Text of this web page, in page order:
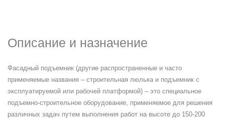
Описание и назначение
Фасадный подъемник (другие распространенные и часто
применяемые названия – строительная люлька и подъемник с
эксплуатируемой или рабочей платформой) – это специальное
подъемно-строительное оборудование, применяемое для решения
различных задач путем выполнения работ на высоте до 150-200